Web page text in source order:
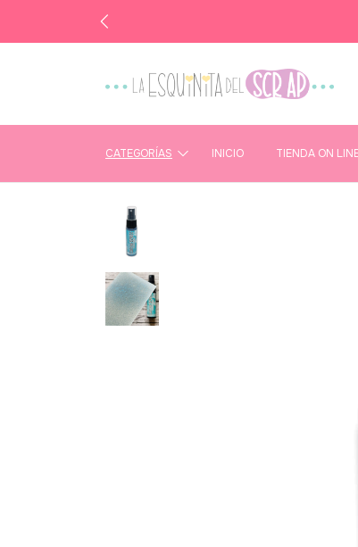
CATEGORÍAS INICIO TIENDA ON